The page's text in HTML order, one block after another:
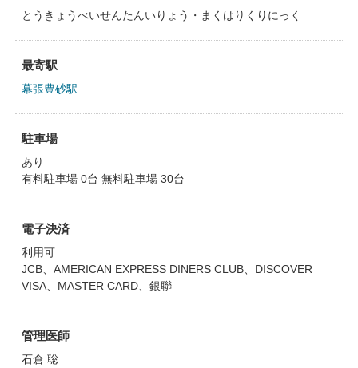
とうきょうべいせんたんいりょう・まくはりくりにっく
最寄駅
幕張豊砂駅
駐車場
あり
有料駐車場 0台 無料駐車場 30台
電子決済
利用可
JCB、AMERICAN EXPRESS DINERS CLUB、DISCOVER
VISA、MASTER CARD、銀聯
管理医師
石倉 聡